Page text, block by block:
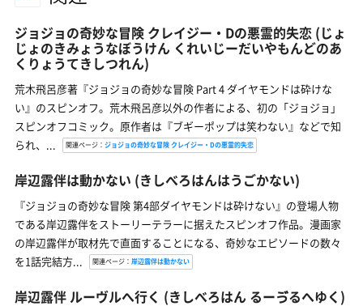
ジョジョの奇妙な冒険 クレイジー・Dの悪霊的失恋 (じょ
じょのきみょうなぼうけん くれいじーだいやもんどのあ
くりょうてきしつれん)
荒木飛呂彦著『ジョジョの奇妙な冒険 Part 4 ダイヤモンドは砕けな
い』のスピンオフ。荒木飛呂彦以外の作者による、初の「ジョジョ」
スピンオフコミック。原作者は『ブギーポップは笑わない』などで知
られ、...
関連ページ： ジョジョの奇妙な冒険 クレイジー・Dの悪霊的失恋
岸辺露伴は動かない (きしべろはんはうごかない)
『ジョジョの奇妙な冒険 第4部ダイヤモンドは砕けない』の登場人物
である岸辺露伴をストーリーテラーに据えたスピンオフ作品。漫画家
の岸辺露伴が取材先で直面することになる、奇妙なエピソードの数々
を1話完結方...
関連ページ： 岸辺露伴は動かない
岸辺露伴 ルーヴルへ行く (きしべろはん るーゔるへゆく)